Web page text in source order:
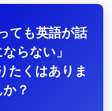
ても英語が話
らない」
たくはありま
？